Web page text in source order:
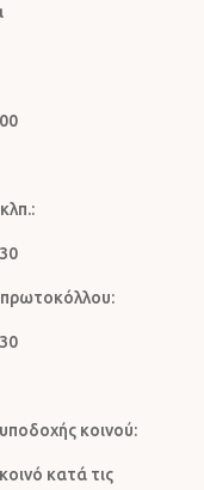
κοινού:
κατά τις